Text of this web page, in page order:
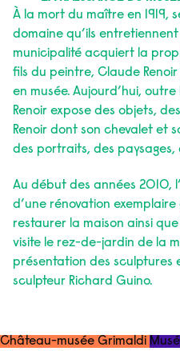
À la mort du maître en 1919,
domaine qu’ils entretiennent
municipalité acquiert la
fils du peintre, Claude
en musée. Aujourd’hui,
Renoir expose des objets,
Renoir dont son chevalet et
des portraits, des paysages,
Au début des années 2010,
d’une rénovation
restaurer la maison ainsi
visite le rez-de-jardin de la
présentation des sculptures
sculpteur Richard Guino.
Château-musée Grimaldi